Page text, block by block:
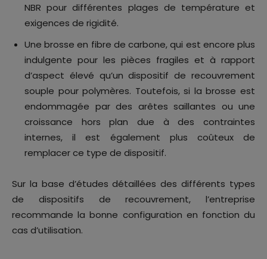
NBR pour différentes plages de température et
exigences de rigidité.
Une brosse en fibre de carbone, qui est encore plus
indulgente pour les pièces fragiles et à rapport
d’aspect élevé qu’un dispositif de recouvrement
souple pour polymères. Toutefois, si la brosse est
endommagée par des arêtes saillantes ou une
croissance hors plan due à des contraintes
internes, il est également plus coûteux de
remplacer ce type de dispositif.
Sur la base d’études détaillées des différents types
de dispositifs de recouvrement, l’entreprise
recommande la bonne configuration en fonction du
cas d’utilisation.